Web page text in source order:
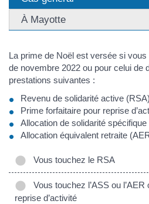
À Mayotte
La prime de Noël est versée si
de novembre 2022 ou pour celui de
prestations suivantes :
Revenu de solidarité active (RSA)
Prime forfaitaire pour reprise
Allocation de solidarité spécifique
Allocation équivalent retraite
Vous touchez le RSA
Vous touchez l’ASS ou
reprise d’activité